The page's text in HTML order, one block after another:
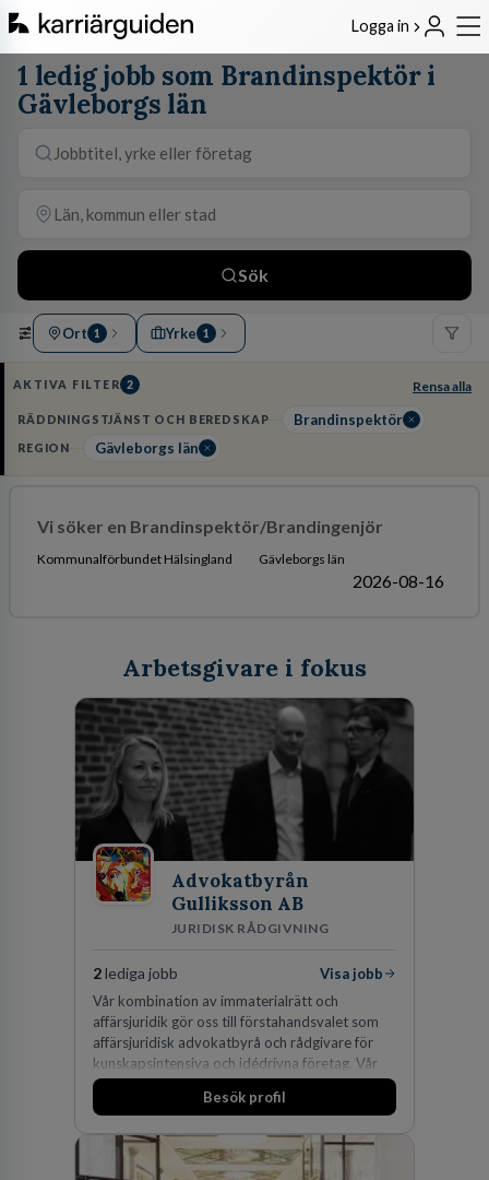
Logga in
1 ledig jobb som Brandinspektör i
Gävleborgs län
Sök
Ort 1 Yrke 1
AKTIVA FILTER 2 Rensa alla
RÄDDNINGSTJÄNST OCH BEREDSKAP Brandinspektör
REGION Gävleborgs län
Vi söker en Brandinspektör/Brandingenjör
Kommunalförbundet Hälsingland Gävleborgs län
2026-08-16
Arbetsgivare i fokus
Advokatbyrån
Gulliksson AB
JURIDISK RÅDGIVNING
2lediga jobb
Visa jobb
Vår kombination av immaterialrätt och
affärsjuridik gör oss till förstahandsvalet som
affärsjuridisk advokatbyrå och rådgivare för
kunskapsintensiva och idédrivna företag. Vår
expertis inom IP-tillgångar har gett oss en
marknadsledande position. Våra klienter väljer
skydda, utveckla och kommersialisera
företagets viktigaste tillgångar.
Besök profil